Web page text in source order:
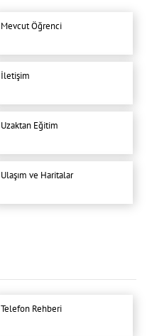
Mevcut Öğrenci
İletişim
Uzaktan Eğitim
Ulaşım ve Haritalar
Telefon Rehberi